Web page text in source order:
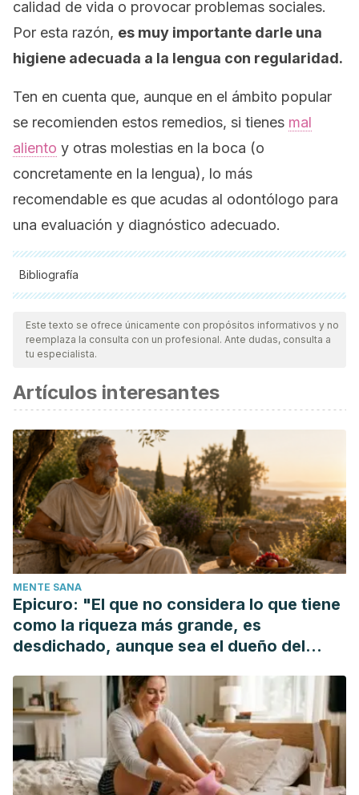
calidad de vida o provocar problemas sociales.
Por esta razón, es muy importante darle una
higiene adecuada a la lengua con regularidad.
Ten en cuenta que, aunque en el ámbito popular
se recomienden estos remedios, si tienes mal
aliento y otras molestias en la boca (o
concretamente en la lengua), lo más
recomendable es que acudas al odontólogo para
una evaluación y diagnóstico adecuado.
Bibliografía
Todas las fuentes citadas fueron revisadas a profundidad por
nuestro equipo, para asegurar su calidad, confiabilidad,
vigencia y validez.La bibliografía de este artículo fue
científica.
Ren, W., Xun, Z., Wang, Z., Zhang, Q., Liu, X., Zheng, H., …
Chen, F. (2016). Tongue Coating and the Salivary Microbial
Communities Vary in Children with Halitosis.Scientific
Reports. https://doi.org/10.1038/srep24481
Cortelli, J. R., Dourado, M., Barbosa, S., & Westphal, M. A.
(2008). Halitosis: a review of associated factors and
therapeutic approach.Brazilian Oral Research.
https://doi.org/10.1590/S1806-83242008000500007
Tangerman, A. (2002). Halitosis in medicine: a review.
. https://doi.org/10.1002/j.1875-595X.2002.tb00925.x
Este texto se ofrece únicamente con propósitos informativos y no
reemplaza la consulta con un profesional. Ante dudas, consulta a
tu especialista.
Artículos interesantes
MENTE SANA
Epicuro: "El que no considera lo que tiene
como la riqueza más grande, es
desdichado, aunque sea el dueño del